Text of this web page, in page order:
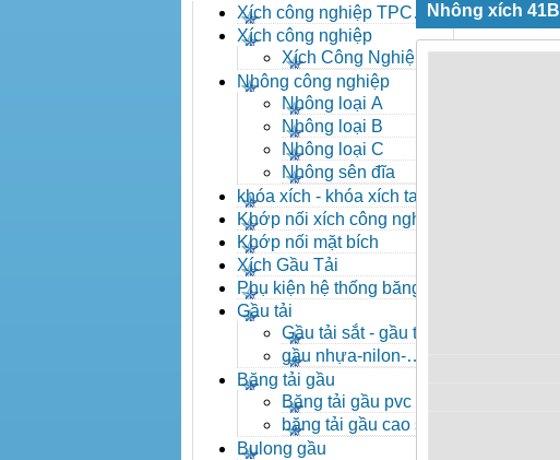
Xích công nghiệp TPC
Toàn Phát
Xích công nghiệp
Xích Công Nghiệp -
Xich Cong Nghiep
Nhông công nghiệp
Nhông loại A
Nhông loại B
Nhông loại C
Nhông sên đĩa
khóa xích - khóa xích tai eo
- khóa xích công nghiệp
Khớp nối xích công nghiệp
Khớp nối mặt bích
Xích Gầu Tải
Phụ kiện hệ thống băng tải
Gầu tải
Gầu tải sắt - gầu tải
inox
gầu nhựa-nilon-
HDPE
Băng tải gầu
Băng tải gầu pvc
băng tải gầu cao su
Bulong gầu
Nhông xích 41B